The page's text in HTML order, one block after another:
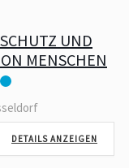
UND
MENSCHEN
DETAILS ANZEIGEN